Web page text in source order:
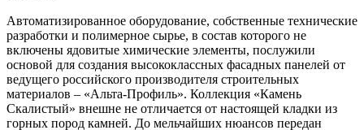
Автоматизированное оборудование, собственные технические
разработки и полимерное сырье, в состав которого не
включены ядовитые химические элементы, послужили
основой для создания высококлассных фасадных панелей от
ведущего российского производителя строительных
материалов – «Альта-Профиль». Коллекция «Камень
Скалистый» внешне не отличается от настоящей кладки из
горных пород камней. До мельчайших нюансов передан